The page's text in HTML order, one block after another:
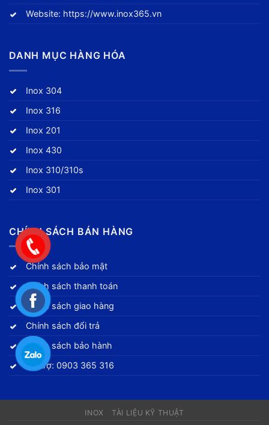
Website: https://www.inox365.vn
DANH MỤC HÀNG HÓA
Inox 304
Inox 316
Inox 201
Inox 430
Inox 310/310s
Inox 301
CHÍNH SÁCH BÁN HÀNG
Chính sách bảo mật
Chính sách thanh toán
Chính sách giao hàng
Chính sách đổi trả
Chính sách bảo hành
Hỗ trợ: 0903 365 316
INOX TÀI LIỆU KỸ THUẬT